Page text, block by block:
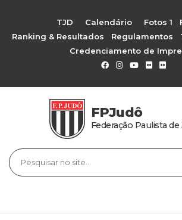
TJD Calendário Fotos 1
Ranking & Resultados
Regulamentos
Credenciamento de
FPJudô
Federação Paulista